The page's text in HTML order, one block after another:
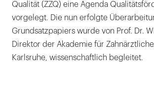
Qualität (ZZQ) eine Agenda
vorgelegt. Die nun erfolgte
Grundsatzpapiers wurde von Prof. Dr.
Direktor der Akademie für
Karlsruhe, wissenschaftlich begleitet.